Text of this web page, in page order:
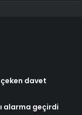
davet
alarma geçirdi